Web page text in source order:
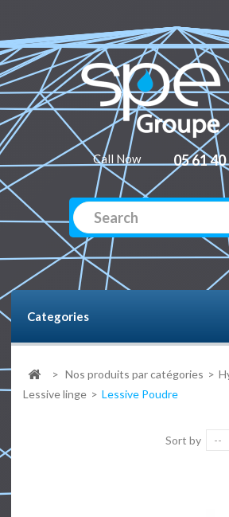
Call Now 05 61 40
Categories
> Nos produits par catégories >
Lessive linge > Lessive Poudre
Sort by